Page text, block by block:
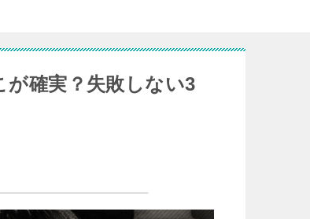
が確実？失敗しない3